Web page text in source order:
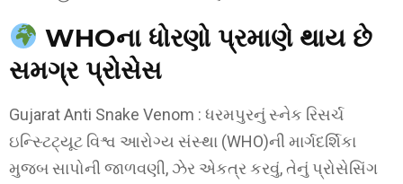
WHOના ધોરણો પ્રમાણે થાય છે
સમગ્ર પ્રોસેસ
Gujarat Anti Snake Venom : ધરમપુરનું સ્નેક રિસર્ચ
ઇન્સ્ટિટ્યૂટ વિશ્વ આરોગ્ય સંસ્થા (WHO)ની માર્ગદર્શિકા
મુજબ સાપોની જાળવણી, ઝેર એકત્ર કરવું, તેનું પ્રોસેસિંગ